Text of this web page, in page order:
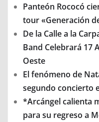
Panteón Rococó
tour «Generación
De la Calle a la
Band Celebrará 17
Oeste
El fenómeno de
segundo concierto
*Arcángel calienta
para su regreso a